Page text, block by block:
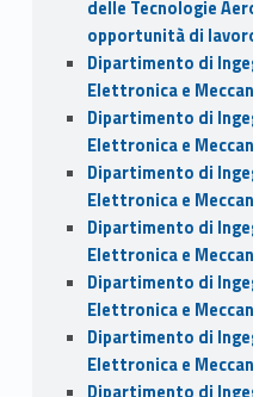
delle Tecnologie
opportunità di
Dipartimento di
Elettronica e
Dipartimento di
Elettronica e
Dipartimento di
Elettronica e
Dipartimento di
Elettronica e
Dipartimento di
Elettronica e
Dipartimento di
Elettronica e